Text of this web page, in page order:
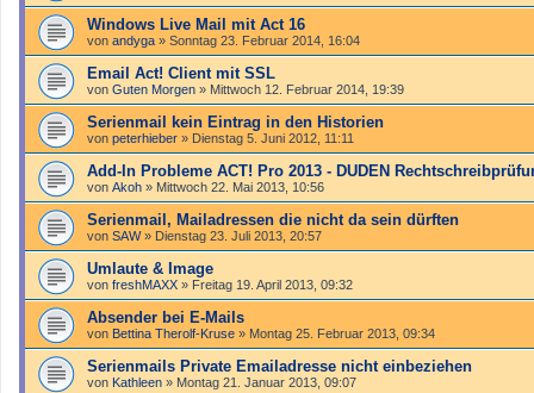
Windows Live Mail mit Act 16
von andyga » Sonntag 23. Februar 2014, 16:04
Email Act! Client mit SSL
von Guten Morgen » Mittwoch 12. Februar 2014, 19:39
Serienmail kein Eintrag in den Historien
von peterhieber » Dienstag 5. Juni 2012, 11:11
Add-In Probleme ACT! Pro 2013 - DUDEN
von Akoh » Mittwoch 22. Mai 2013, 10:56
Serienmail, Mailadressen die nicht da sein dürften
von SAW» Dienstag 23. Juli 2013, 20:57
Umlaute & Image
von freshMAXX » Freitag 19. April 2013, 09:32
Absender bei E-Mails
von Bettina Therolf-Kruse » Montag 25. Februar 2013, 09:34
Serienmails Private Emailadresse nicht einbeziehen
von Kathleen » Montag 21. Januar 2013, 09:07